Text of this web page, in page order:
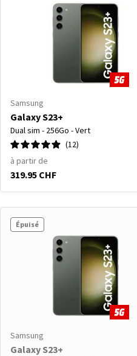
Samsung
Galaxy S23+
Dual sim - 256Go - Vert
12
à partir de
319.95 CHF
Épuisé
Samsung
Galaxy S23+